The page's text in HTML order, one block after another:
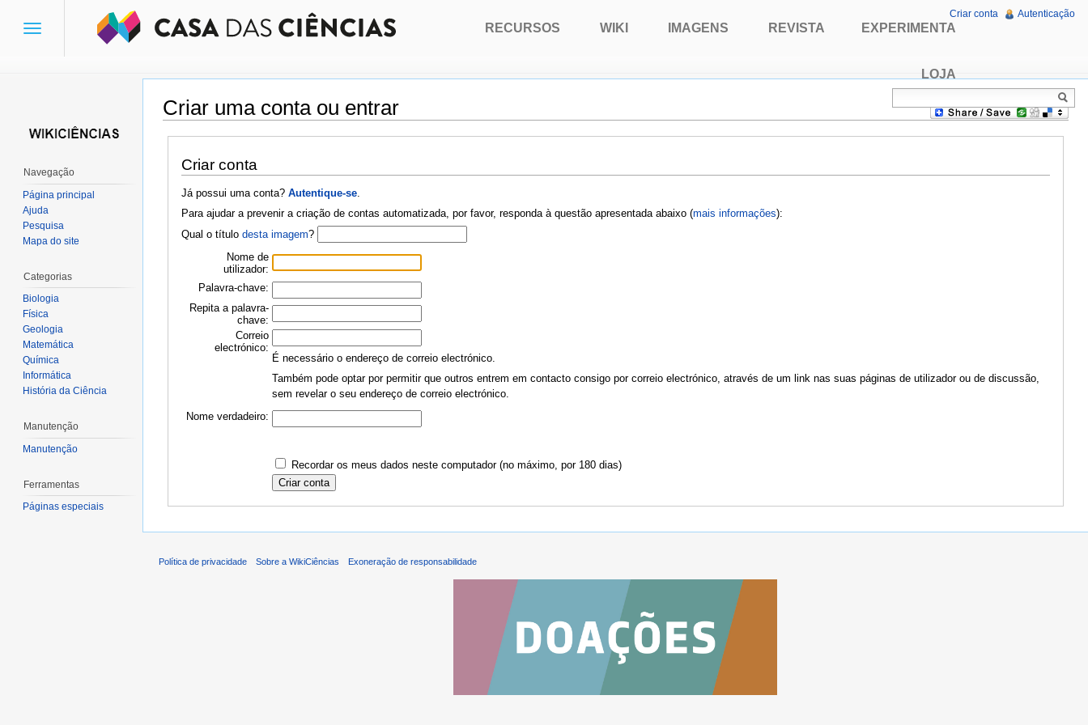
Criar uma conta ou entrar
Ir para:navegação,pesquisa
Criar conta
Já possui uma conta? Autentique-se.
Para ajudar a prevenir a criação de contas automatizada, por favor, responda à questão apresentada abaixo (mais informações):
Qual o título desta imagem?
Nome de
utilizador:
Palavra-chave:
Repita a palavra-
chave:
Correio
electrónico:
É necessário o endereço de correio electrónico.
Também pode optar por permitir que outros entrem em contacto consigo por correio electrónico, através de um link nas suas páginas de utilizador ou de discussão,
sem revelar o seu endereço de correio electrónico.
Nome verdadeiro:
Recordar os meus dados neste computador (no máximo, por 180 dias)
Toggle
RECURSOS WIKI IMAGENS REVISTA EXPERIMENTA
LOJA
Criar conta Autenticação
Navegação
Página principal
Ajuda
Pesquisa
Mapa do site
Categorias
Biologia
Física
Geologia
Matemática
Química
Informática
História da Ciência
Manutenção
Manutenção
Ferramentas
Páginas especiais
Política de privacidade Sobre a WikiCiências Exoneração de responsabilidade